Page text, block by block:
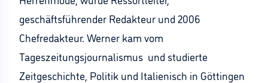
geschäftsführender Redakteur und 2006
Chefredakteur. Werner kam vom
Tageszeitungsjournalismus und studierte
Zeitgeschichte, Politik und Italienisch in Göttingen